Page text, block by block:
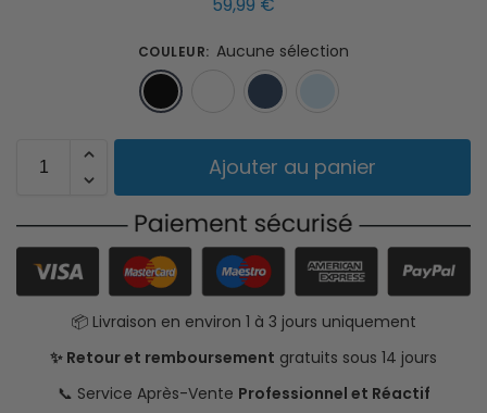
COULEUR: Aucune sélection
Noir
Ajouter au panier
📦 Livraison en environ 1 à 3 jours uniquement
✨ Retour et remboursement gratuits sous 14 jours
📞 Service Après-Vente Professionnel et Réactif